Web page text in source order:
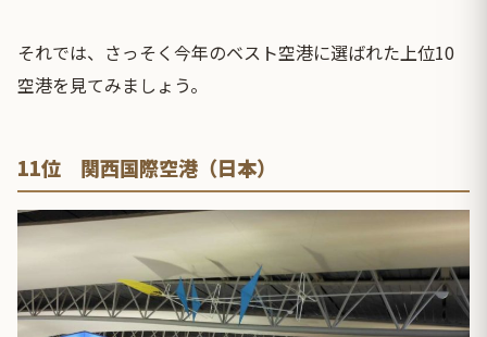
それでは、さっそく今年のベスト空港に選ばれた上位10
空港を見てみましょう。
11位 関西国際空港（日本）